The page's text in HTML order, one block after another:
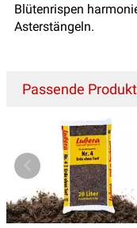
Blütenrispen
Asterstängeln.
Passende